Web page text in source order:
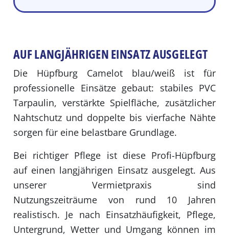
AUF LANGJÄHRIGEN EINSATZ AUSGELEGT
Die Hüpfburg Camelot blau/weiß ist für
professionelle Einsätze gebaut: stabiles PVC
Tarpaulin, verstärkte Spielfläche, zusätzlicher
Nahtschutz und doppelte bis vierfache Nähte
sorgen für eine belastbare Grundlage.
Bei richtiger Pflege ist diese Profi-Hüpfburg
auf einen langjährigen Einsatz ausgelegt. Aus
unserer Vermietpraxis sind
Nutzungszeiträume von rund 10 Jahren
realistisch. Je nach Einsatzhäufigkeit, Pflege,
Untergrund, Wetter und Umgang können im